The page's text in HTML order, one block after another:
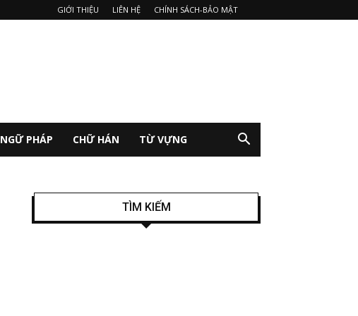
GIỚI THIỆU LIÊN HỆ CHÍNH SÁCH-BẢO MẬT
NGỮ PHÁP CHỮ HÁN TỪ VỰNG
TÌM KIẾM